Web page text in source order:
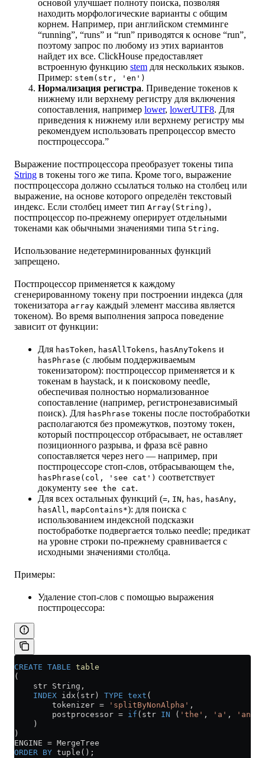
основой улучшает полноту поиска, позволяя
находить морфологические варианты с общим
корнем. Например, при английском стемминге
“running”, “runs” и “run” приводятся к основе “run”,
поэтому запрос по любому из этих вариантов
найдет их все. ClickHouse предоставляет
встроенную функцию stem для нескольких языков.
Пример: stem(str, 'en')
Нормализация регистра. Приведение токенов к
нижнему или верхнему регистру для включения
сопоставления, например lower, lowerUTF8. Для
приведения к нижнему или верхнему регистру мы
рекомендуем использовать препроцессор вместо
постпроцессора.”
Выражение постпроцессора преобразует токены типа
String в токены того же типа. Кроме того, выражение
постпроцессора должно ссылаться только на столбец или
выражение, на основе которого определён текстовый
индекс. Если столбец имеет тип Array(String) ,
постпроцессор по-прежнему оперирует отдельными
токенами как обычными значениями типа String.
Использование недетерминированных функций
запрещено.
Постпроцессор применяется к каждому
сгенерированному токену при построении индекса (для
токенизатора array каждый элемент массива является
токеном). Во время выполнения запроса поведение
зависит от функции:
Для hasToken, hasAllTokens, hasAnyTokens и
hasPhrase (с любым поддерживаемым
токенизатором): постпроцессор применяется и к
токенам в haystack, и к поисковому needle,
обеспечивая полностью нормализованное
сопоставление (например, регистронезависимый
поиск). Для hasPhrase токены после постобработки
располагаются без промежутков, поэтому токен,
который постпроцессор отбрасывает, не оставляет
позиционного разрыва, и фраза всё равно
сопоставляется через него — например, при
постпроцессоре стоп-слов, отбрасывающем the,
hasPhrase(col, 'see cat') соответствует
документу see the cat.
Для всех остальных функций (=, IN, has, hasAny,
hasAll, mapContains*): для поиска с
использованием индексной подсказки
постобработке подвергается только needle; предикат
на уровне строки по-прежнему сравнивается с
исходными значениями столбца.
Примеры:
Удаление стоп-слов с помощью выражения
постпроцессора:
CREATE TABLE table
(
    str String,
    INDEX
idx(str) TYPE text (
        tokenizer
= 'splitByNonAlpha' ,
        postprocessor
= if (str IN ( 'the' , 'a' , 'an'
    )
)
ENGINE = MergeTree
ORDER BY tuple();